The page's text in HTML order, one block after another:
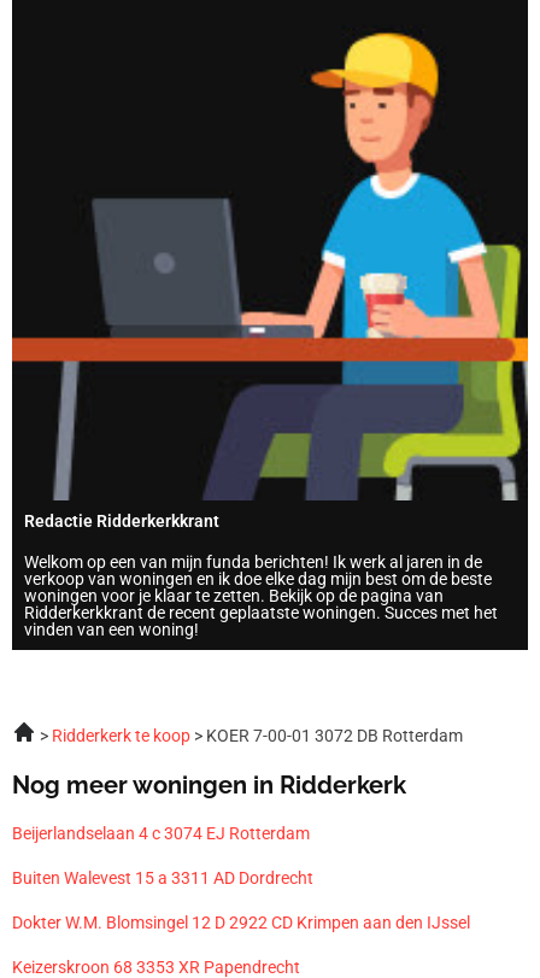
Redactie Ridderkerkkrant
Welkom op een van mijn funda berichten! Ik werk al jaren in de
verkoop van woningen en ik doe elke dag mijn best om de beste
woningen voor je klaar te zetten. Bekijk op de pagina van
Ridderkerkkrant de recent geplaatste woningen. Succes met het
vinden van een woning!
Ridderkerk te koop KOER 7-00-01 3072 DB Rotterdam
Nog meer woningen in Ridderkerk
Beijerlandselaan 4 c 3074 EJ Rotterdam
Buiten Walevest 15 a 3311 AD Dordrecht
Dokter W.M. Blomsingel 12 D 2922 CD Krimpen aan den IJssel
Keizerskroon 68 3353 XR Papendrecht